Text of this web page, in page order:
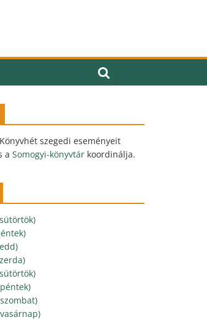
szegedi eseményeit
a Somogyi-könyvtár koordinálja.